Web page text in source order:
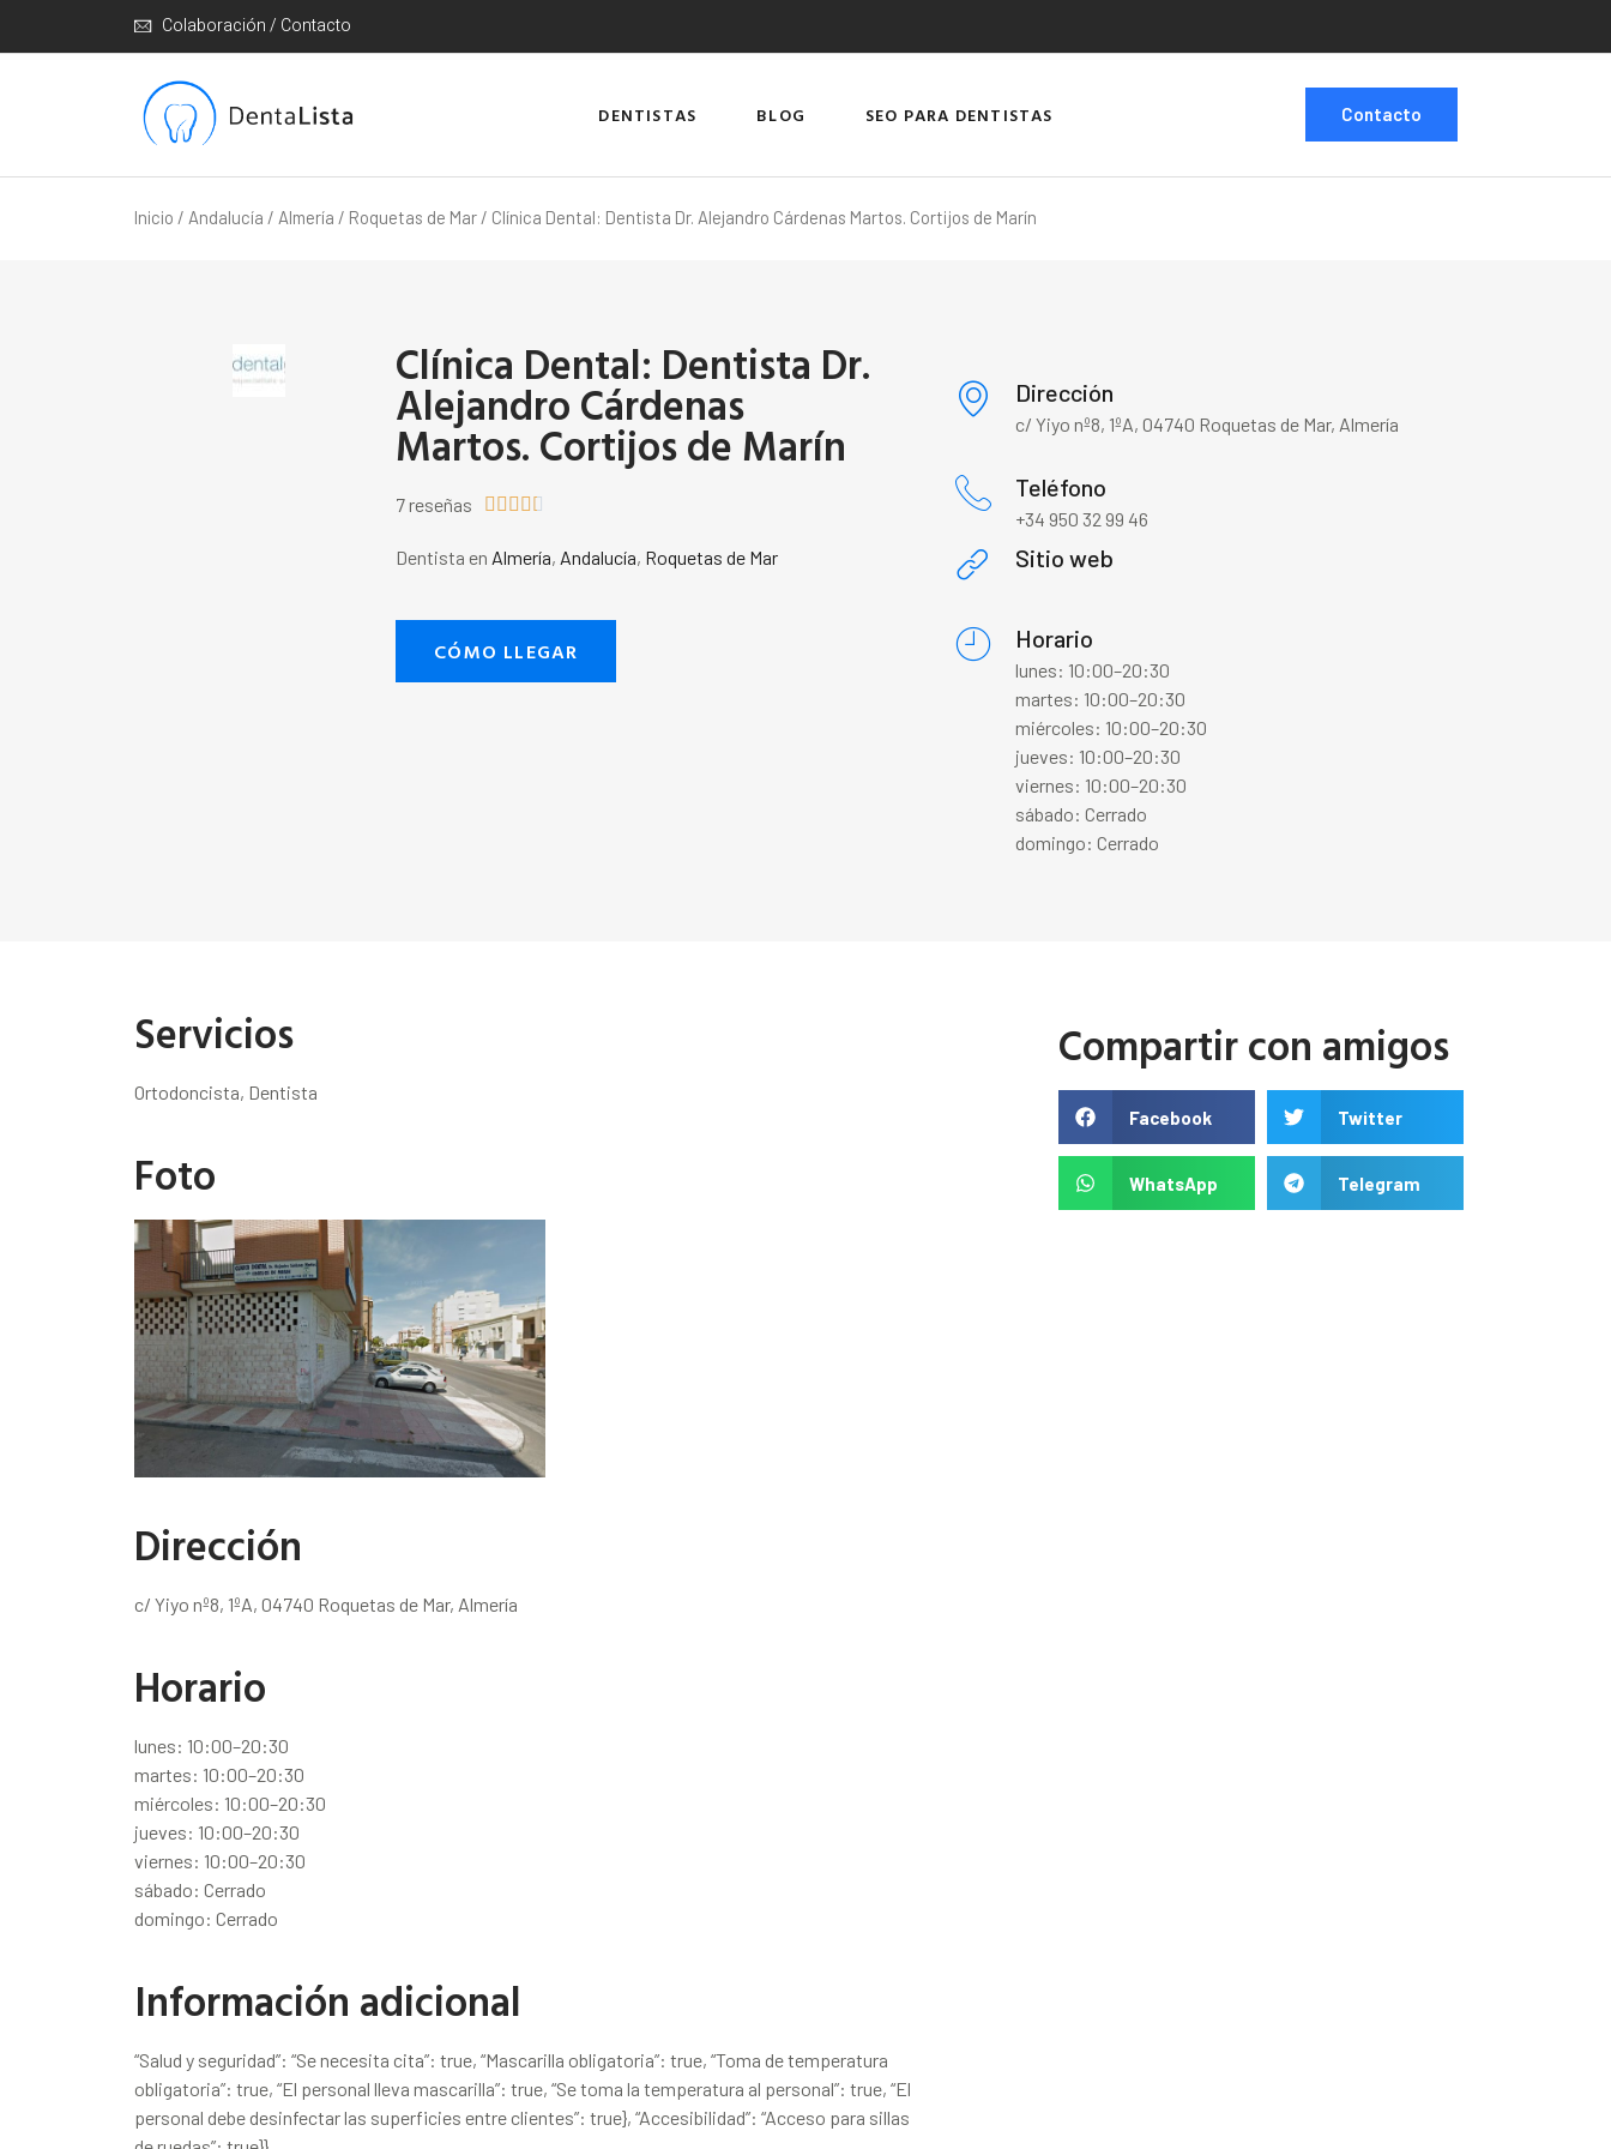
Colaboración / Contacto
DENTISTAS BLOG SEO PARA DENTISTAS Contacto
Inicio / Andalucía / Almería / Roquetas de Mar / Clínica Dental: Dentista Dr. Alejandro Cárdenas Martos. Cortijos de Marín
Clínica Dental: Dentista Dr.
Alejandro Cárdenas
Martos. Cortijos de Marín
7 reseñas     
Dentista en Almería, Andalucía, Roquetas de Mar
CÓMO LLEGAR
Dirección
c/ Yiyo nº8, 1ºA, 04740 Roquetas de Mar, Almería
Teléfono
+34 950 32 99 46
Sitio web
Horario
lunes: 10:00–20:30
martes: 10:00–20:30
miércoles: 10:00–20:30
jueves: 10:00–20:30
viernes: 10:00–20:30
sábado: Cerrado
domingo: Cerrado
Servicios
Ortodoncista, Dentista
Foto
Dirección
c/ Yiyo nº8, 1ºA, 04740 Roquetas de Mar, Almería
Horario
lunes: 10:00–20:30
martes: 10:00–20:30
miércoles: 10:00–20:30
jueves: 10:00–20:30
viernes: 10:00–20:30
sábado: Cerrado
domingo: Cerrado
Información adicional
“Salud y seguridad”: “Se necesita cita”: true, “Mascarilla obligatoria”: true, “Toma de temperatura
obligatoria”: true, “El personal lleva mascarilla”: true, “Se toma la temperatura al personal”: true, “El
personal debe desinfectar las superficies entre clientes”: true}, “Accesibilidad”: “Acceso para sillas
Compartir con amigos
Facebook Twitter
WhatsApp Telegram